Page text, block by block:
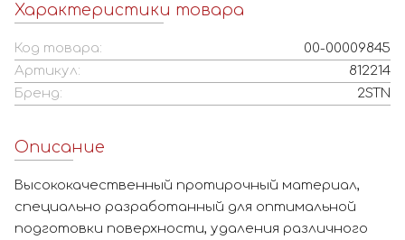
Характеристики товара
Код товара:
00-00009845
Артикул:
812214
Бренд:
2STN
Описание
Высококачественный протирочный материал,
специально разработанный для оптимальной
подготовки поверхности, удаления различного